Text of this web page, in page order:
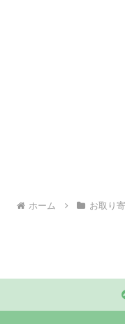
ホーム お取り